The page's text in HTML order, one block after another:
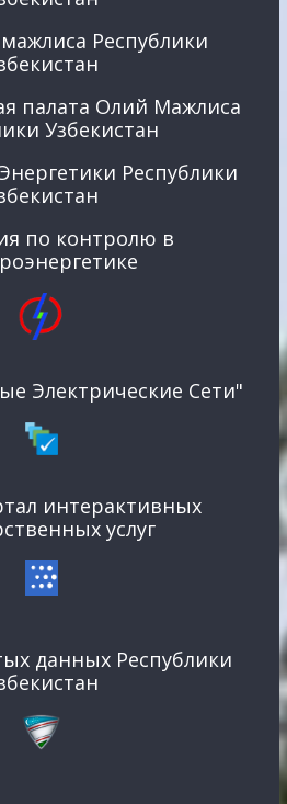
Республики
палата Олий Мажлиса
Узбекистан
Республики
по контролю в
Электрические Сети"
интерактивных
услуг
данных Республики